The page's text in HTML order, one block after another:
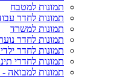
תמונות למטבח
תמונות לחדר
תמונות למשרד
תמונות לחדר
תמונות לחדר
תמונות לחדרי
תמונות למבואה -